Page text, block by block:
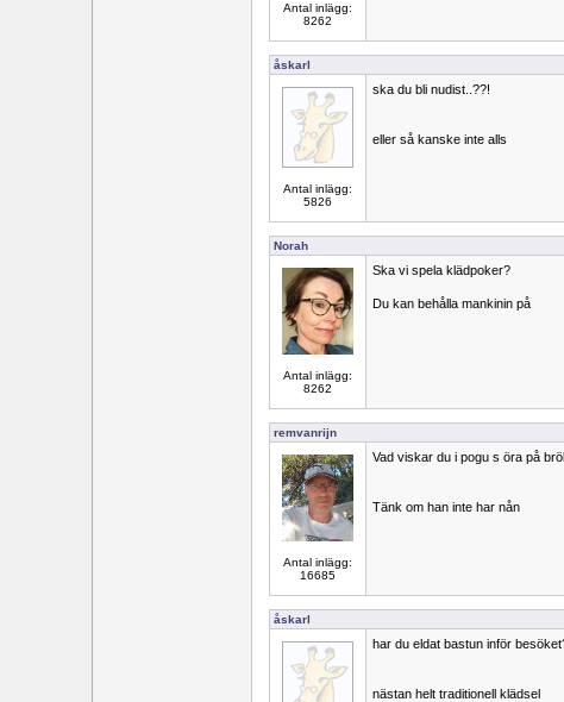
Antal inlägg:
8262
åskarl
Antal inlägg:
5826
ska du bli nudist..??!
eller så kanske inte alls
Norah
Antal inlägg:
8262
Ska vi spela klädpoker?
Du kan behålla mankinin på
remvanrijn
Antal inlägg:
16685
Vad viskar du i pogu s öra på
Tänk om han inte har nån
åskarl
har du eldat bastun inför
nästan helt traditionell klädsel